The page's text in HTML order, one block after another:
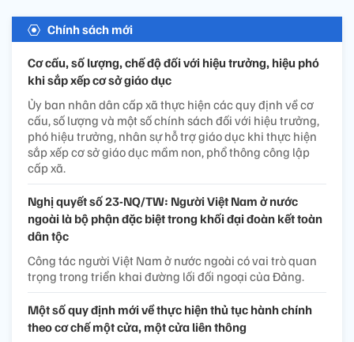
Chính sách mới
Cơ cấu, số lượng, chế độ đối với hiệu trưởng, hiệu phó
khi sắp xếp cơ sở giáo dục
Ủy ban nhân dân cấp xã thực hiện các quy định về cơ
cấu, số lượng và một số chính sách đối với hiệu trưởng,
phó hiệu trưởng, nhân sự hỗ trợ giáo dục khi thực hiện
sắp xếp cơ sở giáo dục mầm non, phổ thông công lập
cấp xã.
Nghị quyết số 23-NQ/TW: Người Việt Nam ở nước
ngoài là bộ phận đặc biệt trong khối đại đoàn kết toàn
dân tộc
Công tác người Việt Nam ở nước ngoài có vai trò quan
trọng trong triển khai đường lối đối ngoại của Đảng.
Một số quy định mới về thực hiện thủ tục hành chính
theo cơ chế một cửa, một cửa liên thông